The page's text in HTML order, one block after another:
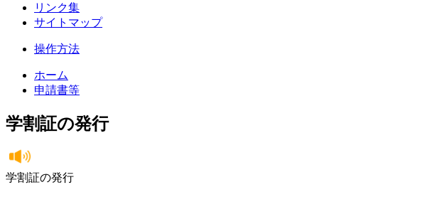
リンク集
サイトマップ
操作方法
ホーム
申請書等
学割証の発行
学割証の発行